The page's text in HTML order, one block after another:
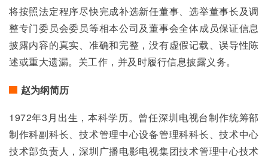
将按照法定程序尽快完成补选新任董事、选举董事长及调
整专门委员会委员等相本公司及董事会全体成员保证信息
披露内容的真实、准确和完整，没有虚假记载、误导性陈
述或重大遗漏。关工作，并及时履行信息披露义务。
赵为纲简历
1972年3月出生，本科学历。曾任深圳电视台制作统筹部
制作科副科长、技术管理中心设备管理科科长、技术中心
技术部负责人，深圳广播电影电视集团技术管理中心技术